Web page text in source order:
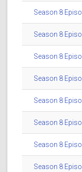
Season 8
Season 8
Season 8
Season 8
Season 8
Season 8
Season 8
Season 8